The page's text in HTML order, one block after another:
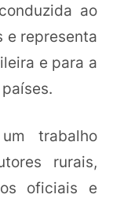
ao
e representa
e para a
trabalho
rurais,
oficiais e